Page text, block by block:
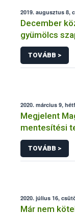
2019. augusztus 8,
December
gyümölcs
TOVÁBB >
2020. március 9,
Megjelent
mentesítési
TOVÁBB >
2020. július 16,
Már nem